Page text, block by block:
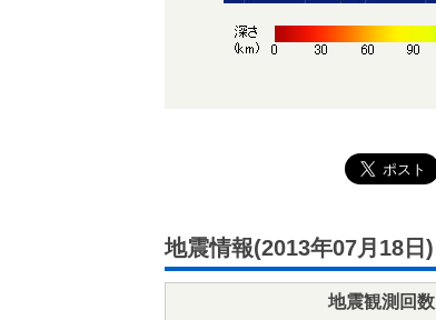
地震情報(2013年07月18日)
地震観測回数